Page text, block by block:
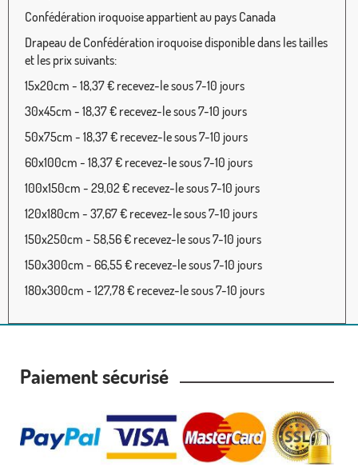
Confédération iroquoise appartient au pays Canada
Drapeau de Confédération iroquoise disponible dans les tailles
et les prix suivants:
15x20cm - 18,37 € recevez-le sous 7-10 jours
30x45cm - 18,37 € recevez-le sous 7-10 jours
50x75cm - 18,37 € recevez-le sous 7-10 jours
60x100cm - 18,37 € recevez-le sous 7-10 jours
100x150cm - 29,02 € recevez-le sous 7-10 jours
120x180cm - 37,67 € recevez-le sous 7-10 jours
150x250cm - 58,56 € recevez-le sous 7-10 jours
150x300cm - 66,55 € recevez-le sous 7-10 jours
180x300cm - 127,78 € recevez-le sous 7-10 jours
Paiement sécurisé